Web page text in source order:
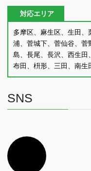
対応エリア
多摩区、麻生区、生田
浦、菅城下、菅仙谷、
島、長尾、長沢、西生田
布田、枡形、三田、南生
SNS
イ
コ
ン
リ